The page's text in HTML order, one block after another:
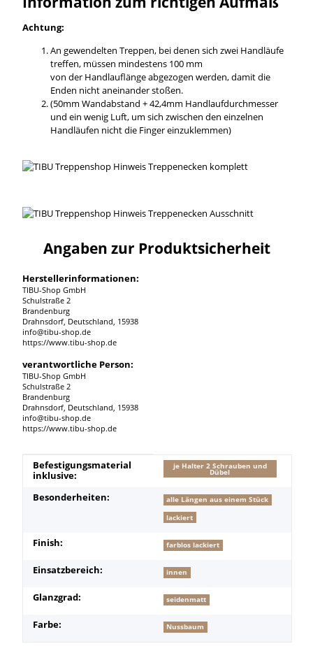
Achtung:
An gewendelten Treppen, bei denen sich zwei Handläufe
treffen, müssen mindestens 100 mm
von der Handlauflänge abgezogen werden, damit die
Enden nicht aneinander stoßen.
(50mm Wandabstand + 42,4mm Handlaufdurchmesser
und ein wenig Luft, um sich zwischen den einzelnen
Handläufen nicht die Finger einzuklemmen)
Angaben zur Produktsicherheit
Herstellerinformationen:
TIBU-Shop GmbH
Schulstraße 2
Brandenburg
Drahnsdorf, Deutschland, 15938
info@tibu-shop.de
https://www.tibu-shop.de
verantwortliche Person:
TIBU-Shop GmbH
Schulstraße 2
Brandenburg
Drahnsdorf, Deutschland, 15938
info@tibu-shop.de
https://www.tibu-shop.de
Produkteigenschaft
Wert
Befestigungsmaterial
inklusive:
je Halter 2 Schrauben und
Dübel
Besonderheiten:
alle Längen aus einem Stück
lackiert
Finish: farblos lackiert
Einsatzbereich: innen
Glanzgrad: seidenmatt
Farbe: Nussbaum